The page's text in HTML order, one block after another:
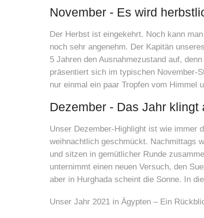
November - Es wird
Der Herbst ist eingekehrt. Noch kann
noch sehr angenehm. Der Kapitän
5 Jahren den Ausnahmezustand auf,
präsentiert sich im typischen November-
nur einmal ein paar Tropfen vom Himmel
Dezember - Das Jahr
Unser Dezember-Highlight ist wie immer
weihnachtlich geschmückt. Nachmittags
und sitzen in gemütlicher Runde
unternimmt einen neuen Versuch, den
aber in Hurghada scheint die Sonne. In
Unser Jahr 2021 in Ägypten – Ein